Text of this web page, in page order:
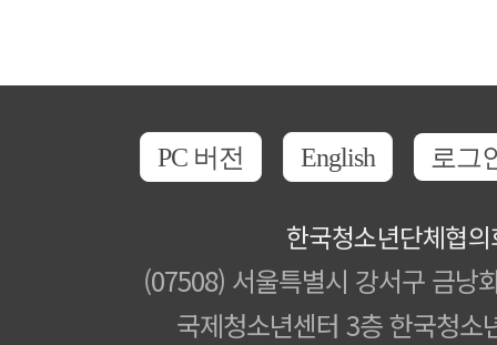
PC 버전 English 로그
한국청소년단체협
(07508) 서울특별시 강서구 금낭
국제청소년센터 3층 한국청소